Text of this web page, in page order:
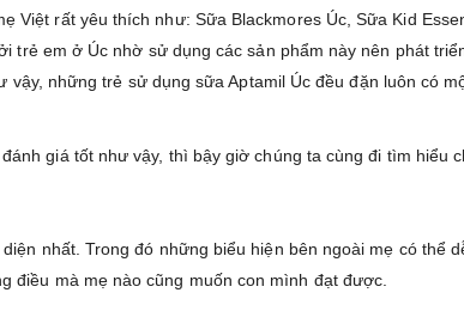
rất yêu thích như: Sữa Blackmores Úc, Sữa Kid
em ở Úc nhờ sử dụng các sản phẩm này nên phát
những trẻ sử dụng sữa Aptamil Úc đều đặn luôn có
giá tốt như vậy, thì bậy giờ chúng ta cùng đi tìm hiểu
nhất. Trong đó những biểu hiện bên ngoài mẹ có thể
điều mà mẹ nào cũng muốn con mình đạt được.